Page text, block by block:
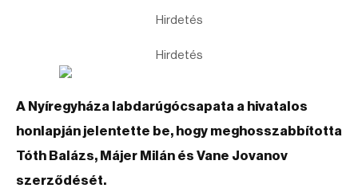
Hirdetés
Hirdetés
A Nyíregyháza labdarúgócsapata a hivatalos
honlapján jelentette be, hogy meghosszabbította
Tóth Balázs, Májer Milán és Vane Jovanov
szerződését.